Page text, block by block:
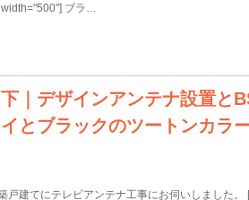
ブラ…
｜デザインアンテナ設置と
とブラックのツートンカラ
戸建てにテレビアンテナ工事にお伺いしました